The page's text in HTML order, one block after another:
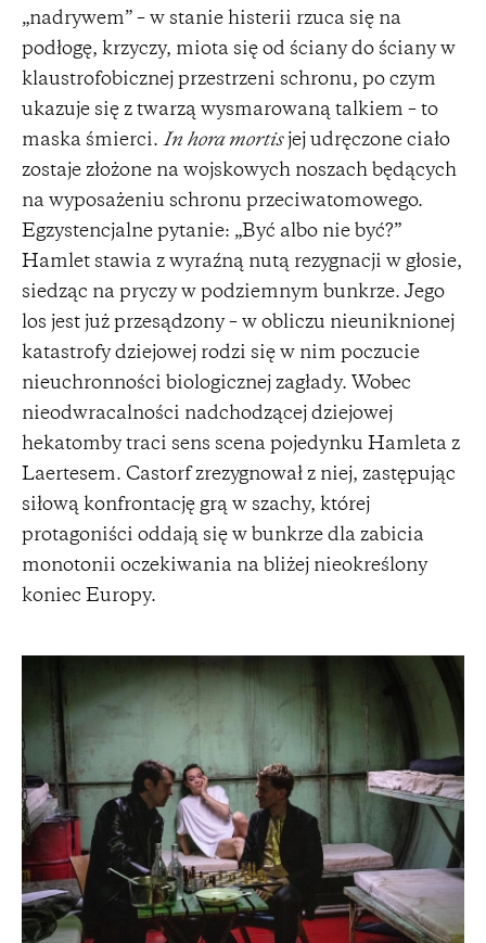
„nadrywem” – w stanie histerii rzuca się na
podłogę, krzyczy, miota się od ściany do ściany w
klaustrofobicznej przestrzeni schronu, po czym
ukazuje się z twarzą wysmarowaną talkiem – to
maska śmierci. In hora mortisjej udręczone ciało
zostaje złożone na wojskowych noszach będących
na wyposażeniu schronu przeciwatomowego.
Egzystencjalne pytanie: „Być albo nie być?”
Hamlet stawia z wyraźną nutą rezygnacji w głosie,
siedząc na pryczy w podziemnym bunkrze. Jego
los jest już przesądzony – w obliczu nieuniknionej
katastrofy dziejowej rodzi się w nim poczucie
nieuchronności biologicznej zagłady. Wobec
nieodwracalności nadchodzącej dziejowej
hekatomby traci sens scena pojedynku Hamleta z
Laertesem. Castorf zrezygnował z niej, zastępując
siłową konfrontację grą w szachy, której
protagoniści oddają się w bunkrze dla zabicia
monotonii oczekiwania na bliżej nieokreślony
koniec Europy.